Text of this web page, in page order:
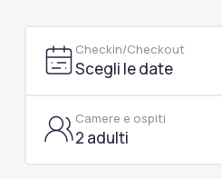
Checkin/Checkout
Scegli le date
Camere e ospiti
2 adulti